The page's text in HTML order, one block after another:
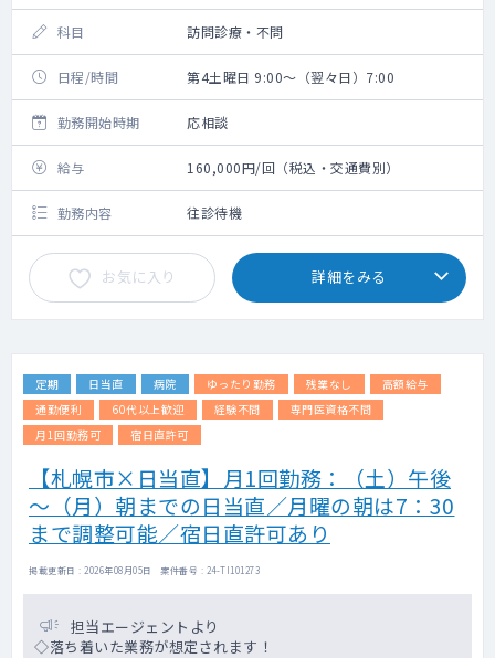
科目 訪問診療・不問
日程/時間 第4土曜日 9:00～（翌々日）7:00
勤務開始時期 応相談
給与 160,000円/回（税込・交通費別）
勤務内容 往診待機
お気に入り 詳細をみる
定期 日当直 病院 ゆったり勤務 残業なし
高額給与
通勤便利
60代以上歓迎 経験不問
専門医資格不問
月1回勤務可
宿日直許可
【札幌市×日当直】月1回勤務：（土）午後
～（月）朝までの日当直／月曜の朝は7：30
まで調整可能／宿日直許可あり
掲載更新日 : 2026年08月05日 案件番号 : 24-TI101273
担当エージェントより
◇落ち着いた業務が想定されます！